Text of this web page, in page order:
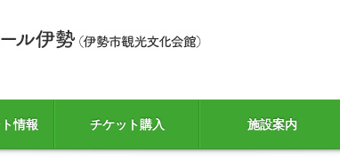
情報 チケット購入 施設案内